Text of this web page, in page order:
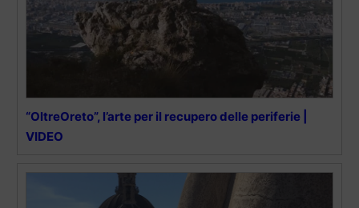
“OltreOreto”, l’arte per il recupero delle periferie |
VIDEO